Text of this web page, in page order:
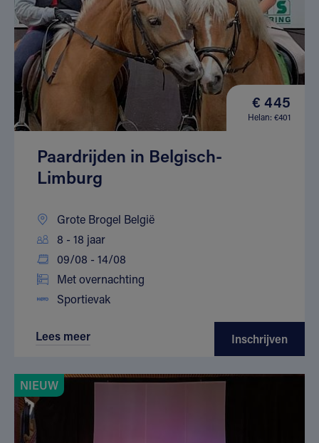
€ 445
Helan: €401
Paardrijden in Belgisch-
Limburg
Grote Brogel België
8 - 18 jaar
09/08 - 14/08
Met overnachting
Sportievak
Lees meer Inschrijven
NIEUW